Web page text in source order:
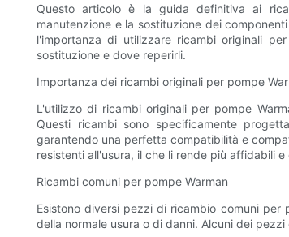
Questo articolo è la guida definitiva ai
manutenzione e la sostituzione dei
l'importanza di utilizzare ricambi originali
sostituzione e dove reperirli.
Importanza dei ricambi originali per pompe
L'utilizzo di ricambi originali per pompe
Questi ricambi sono specificamente
garantendo una perfetta compatibilità e
resistenti all'usura, il che li rende più affidabili
Ricambi comuni per pompe Warman
Esistono diversi pezzi di ricambio comuni
della normale usura o di danni. Alcuni dei